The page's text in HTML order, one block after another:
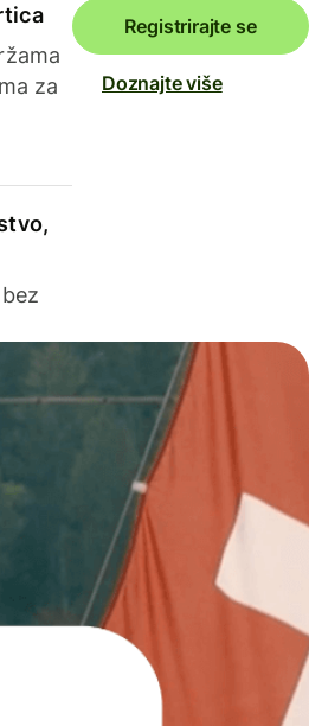
za
Registrirajte se
Doznajte više